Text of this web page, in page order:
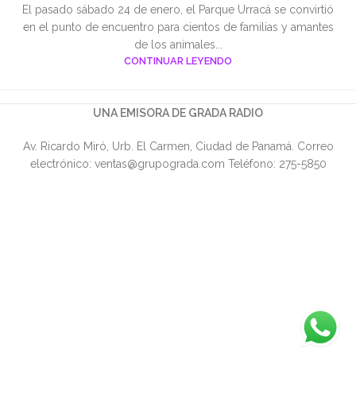
El pasado sábado 24 de enero, el Parque Urracá se convirtió
en el punto de encuentro para cientos de familias y amantes
de los animales...
CONTINUAR LEYENDO
UNA EMISORA DE GRADA RADIO
Av. Ricardo Miró, Urb. El Carmen, Ciudad de Panamá. Correo
electrónico: ventas@grupograda.com Teléfono: 275-5850